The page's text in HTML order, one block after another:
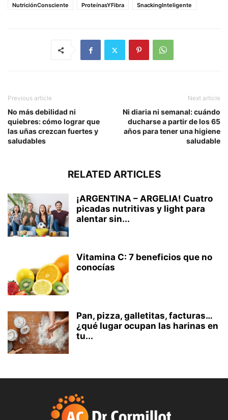
NutriciónConsciente
ProteínasYFibra SnackingInteligente
Previous article
No más debilidad ni
quiebres: cómo lograr que
las uñas crezcan fuertes y
saludables
Next article
Ni diaria ni semanal: cuándo
ducharse a partir de los 65
años para tener una higiene
saludable
RELATED ARTICLES
¡ARGENTINA – ARGELIA! Cuatro
picadas nutritivas y light para
alentar sin...
Vitamina C: 7 beneficios que no
conocías
Pan, pizza, galletitas, facturas…
¿qué lugar ocupan las harinas en
tu...